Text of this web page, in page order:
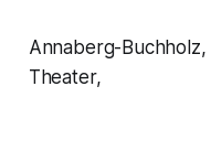
Annaberg-
Theater,